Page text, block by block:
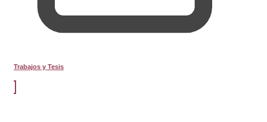
Trabajos y Tesis